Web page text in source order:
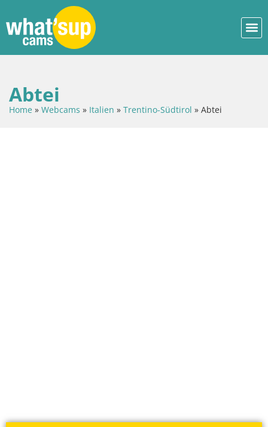
Abtei
Home » Webcams » Italien » Trentino-Südtirol » Abtei